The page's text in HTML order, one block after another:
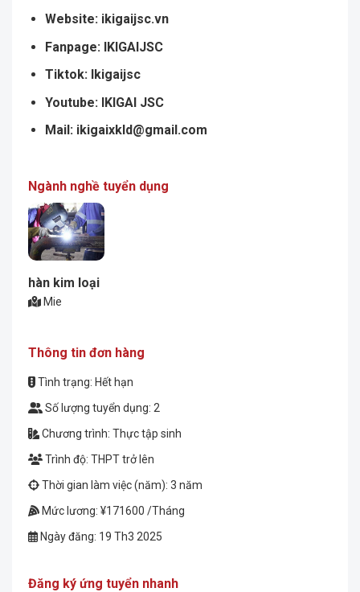
Website: ikigaijsc.vn
Fanpage: IKIGAIJSC
Tiktok: Ikigaijsc
Youtube: IKIGAI JSC
Mail: ikigaixkld@gmail.com
Ngành nghề tuyển dụng
hàn kim loại
Mie
Thông tin đơn hàng
Tình trạng: Hết hạn
Số lượng tuyển dụng: 2
Chương trình: Thực tập sinh
Trình độ: THPT trở lên
Thời gian làm việc (năm): 3 năm
Mức lương: ¥171600 /Tháng
Ngày đăng: 19 Th3 2025
Đăng ký ứng tuyển nhanh